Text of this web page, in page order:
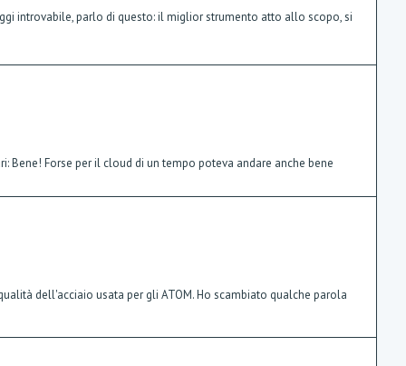
introvabile, parlo di questo: il miglior strumento atto allo scopo, si
Forse per il cloud di un tempo poteva andare anche bene
dell'acciaio usata per gli ATOM. Ho scambiato qualche parola